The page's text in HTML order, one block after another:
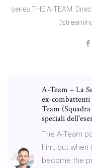
series THE A-TEAM.
A-Team – La
ex-
Team
speciali
The A-Team
him, but
become the